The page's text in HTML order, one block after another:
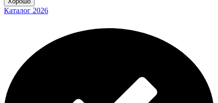
Каталог 2026